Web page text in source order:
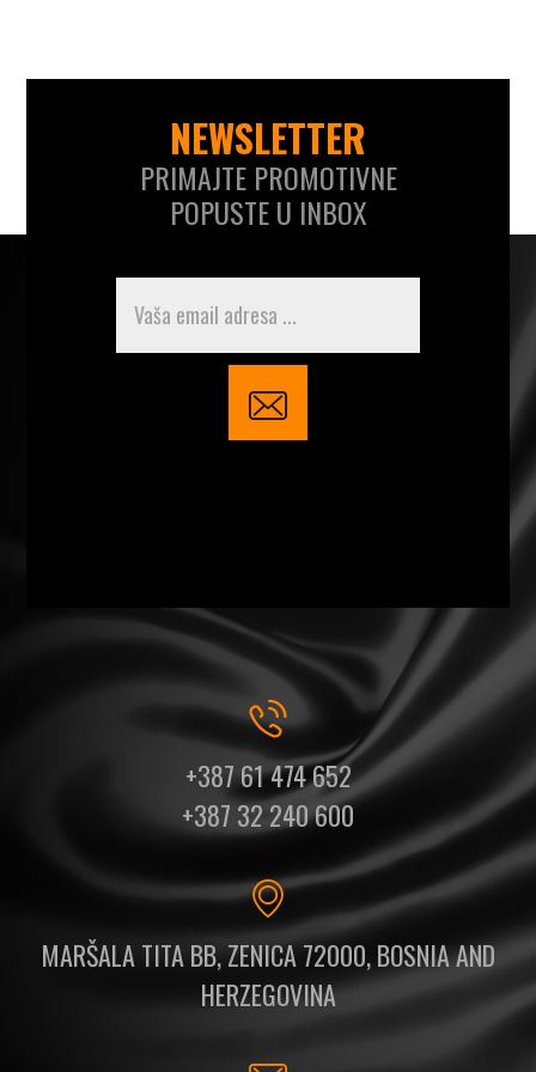
NEWSLETTER
PRIMAJTE PROMOTIVNE
POPUSTE U INBOX
+387 61 474 652
+387 32 240 600
MARŠALA TITA BB, ZENICA 72000, BOSNIA AND
HERZEGOVINA